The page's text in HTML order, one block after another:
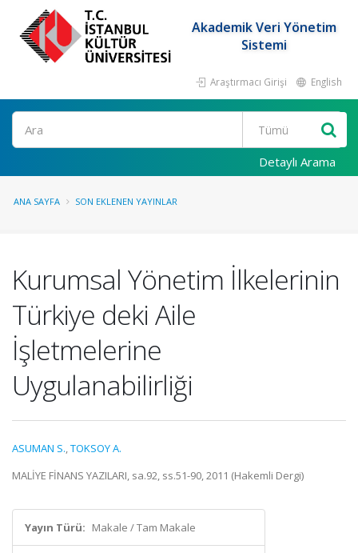
Akademik Veri Yönetim
Sistemi
Araştırmacı Girişi English
Ara
Detaylı Arama
ANA SAYFA SON EKLENEN YAYINLAR
Kurumsal Yönetim İlkelerinin
Türkiye deki Aile
İşletmelerine
Uygulanabilirliği
ASUMAN S.,TOKSOY A.
MALİYE FİNANS YAZILARI, sa.92, ss.51-90, 2011 (Hakemli Dergi)
Yayın Türü: Makale / Tam Makale